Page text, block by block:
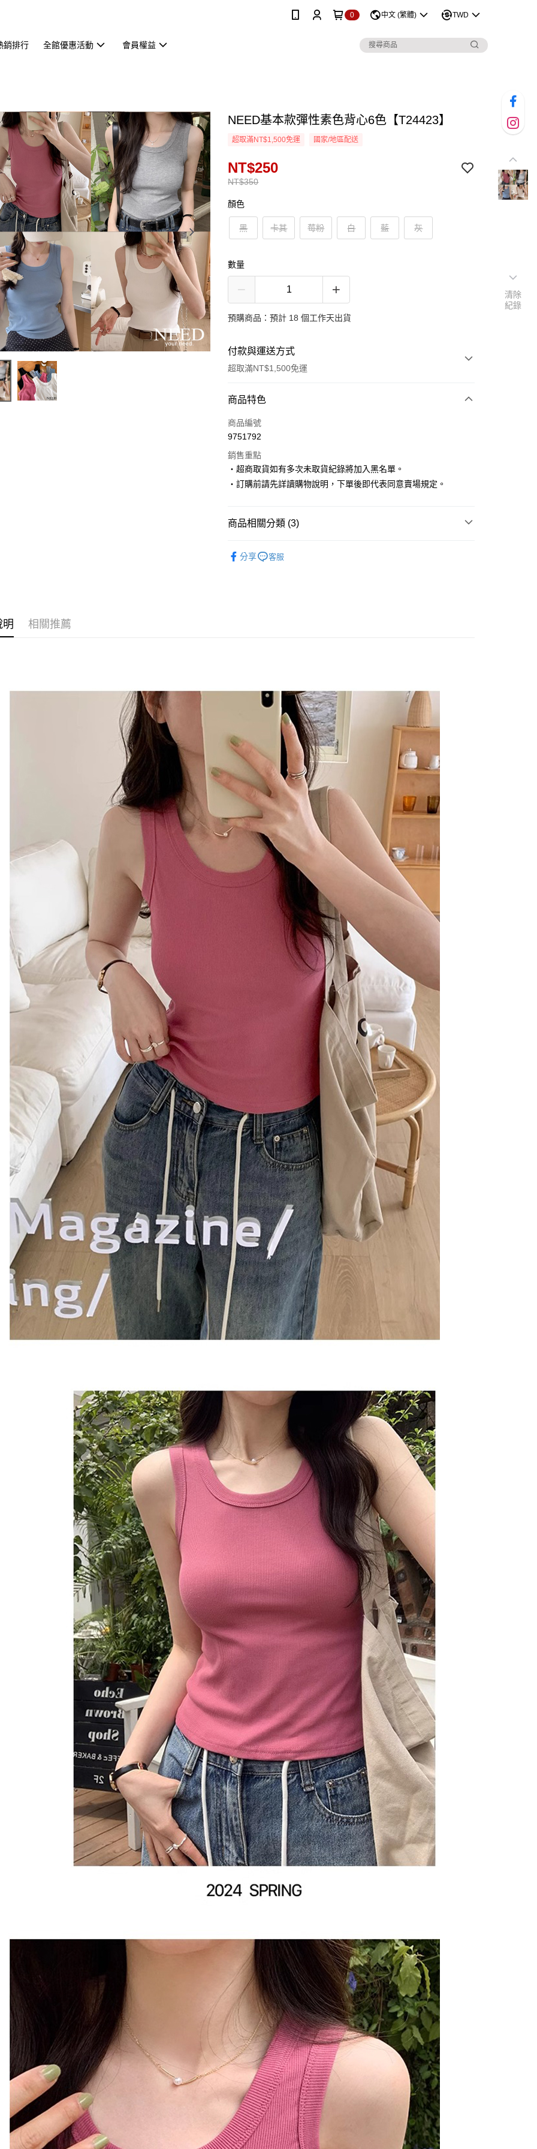
0 中文 (繁體) TWD
銷排行 全館優惠活動 會員權益
NEED基本款彈性素色背心6色【T24423】
超取滿NT$1,500免運 國家/地區配送
NT$350
NT$250
顏色
黑 卡其 莓粉 白 藍 灰
數量
預購商品：預計 18 個工作天出貨
付款與運送方式
超取滿NT$1,500免運
付款方式
信用卡一次付款
LINE Pay
Apple Pay
Google Pay
付」結帳頁面，進行簡訊認證並確認金額後，即可完成結帳。
２．訂單成立數日內，您將收到繳費通知簡訊。
３．收到繳費通知簡訊後14天內，點擊此簡訊中的連結，可透過四大超商
／ATM／網路銀行／等多元方式進行付款，方視為交易完成。
※ 請注意：結帳手續完成當下不需立刻繳費，但若您需要取消訂單，請聯
絡購買商品的店家。未經商家同意取消之訂單仍視為有效，需透過AFTEE
先享後付繳納相關費用。
※ 交易是否成功請以「AFTEE先享後付 」之結帳頁面顯示為準，若有關於
是否繳費成功／繳費後需取消欲退款等相關疑問，請聯繫「AFTEE先享後
付客戶支援中心」https://netprotections.freshdesk.com/support/home
【注意事項】
１．透過由恩沛科技股份有限公司提供之「AFTEE先享後付」服務完成之
交易，需依本服務之必要範圍內提供個人資料，並將交易相關給付款項請
求債權轉讓予恩沛科技股份有限公司。
２．關於個人資料處理事宜，請瀏覽以下網址：
https://aftee.tw/terms/#terms3
３．未成年的使用者請事先徵得法定代理人或監護人之同意方可使用
「AFTEE先享後付」，若未經同意申辦者引起之損失，本公司不負相關責
４．使用「AFTEE先享後付」時，將依據個別帳號之用戶狀況，依本公司
即時審查核予不同之上限額度；若仍有額度不足之情形，本公司將視審查
結果請求用戶進行身份認證。
５．嚴禁一人註冊多個帳號或使用他人資訊註冊。若發現惡意使用之情
形，恩沛科技股份有限公司將有權停止該用戶之使用額度並採取法律行
付款後全家取貨
每筆NT$80，滿NT$1,500(含以上)免運費
萊爾富取貨付款
每筆NT$80，滿NT$1,500(含以上)免運費
付款後萊爾富取貨
每筆NT$80，滿NT$1,500(含以上)免運費
離島取貨加價40
每筆NT$80，滿NT$1,500(含以上)免運費
付款後7-11取貨
每筆NT$80，滿NT$1,500(含以上)免運費
每筆NT$100，滿NT$1,500(含以上)免運費
商品特色
商品編號
9751792
銷售重點
‧超商取貨如有多次未取貨紀錄將加入黑名單。
‧訂購前請先詳讀購物說明，下單後即代表同意賣場規定。
商品相關分類 (3)
分享 客服
明 相關推薦
清除
紀錄